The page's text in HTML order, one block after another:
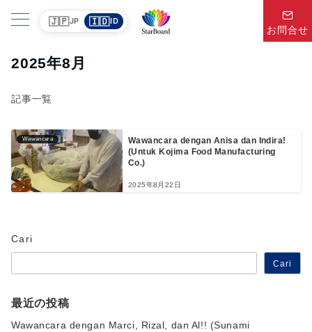
お問合せ
2025年8月
記事一覧
Wawancara
Wawancara dengan Anisa dan Indira!
(Untuk Kojima Food Manufacturing
Co.)
2025年8月22日
Cari
Cari
最近の投稿
Wawancara dengan Marci, Rizal, dan Al!! (Sunami
🇯🇵JP 🇮🇩ID